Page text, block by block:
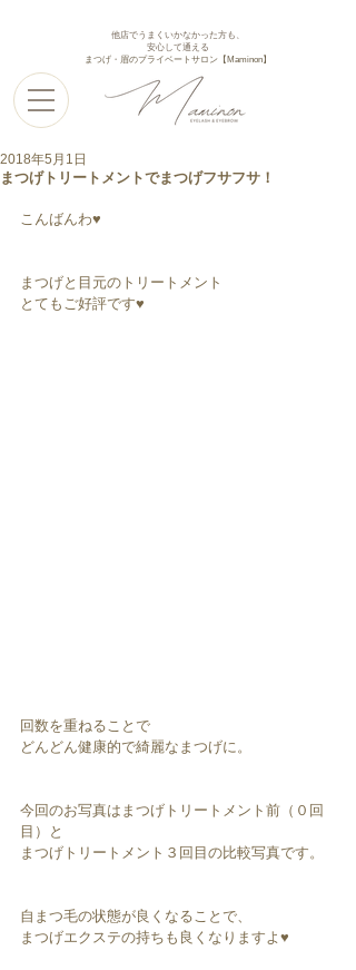
他店でうまくいかなかった方も、
安心して通える
まつげ・眉のプライベートサロン【Maminon】
まつげトリートメントでまつげフサフサ！
2018年5月1日
こんばんわ♥︎︎
まつげと目元のトリートメント
とてもご好評です♥︎︎
回数を重ねることで
どんどん健康的で綺麗なまつげに。
今回のお写真はまつげトリートメント前（０回
目）と
まつげトリートメント３回目の比較写真です。
自まつ毛の状態が良くなることで、
まつげエクステの持ちも良くなりますよ♥︎︎